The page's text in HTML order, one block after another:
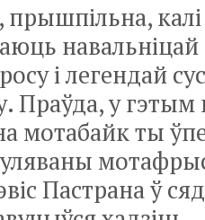
прышпільна,
і легендай
Праўда, у гэтым
мотабайк ты
Пастрана ў